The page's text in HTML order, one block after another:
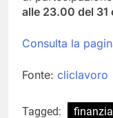
alle 23.00 del
Consulta la
Fonte: cliclavoro
Tagged: